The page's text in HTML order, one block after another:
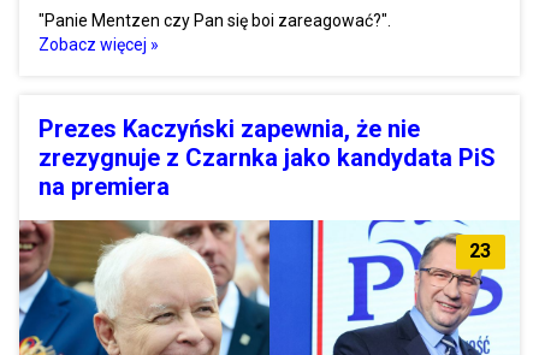
"Panie Mentzen czy Pan się boi zareagować?".
Zobacz więcej »
Prezes Kaczyński zapewnia, że nie
zrezygnuje z Czarnka jako kandydata PiS
na premiera
23